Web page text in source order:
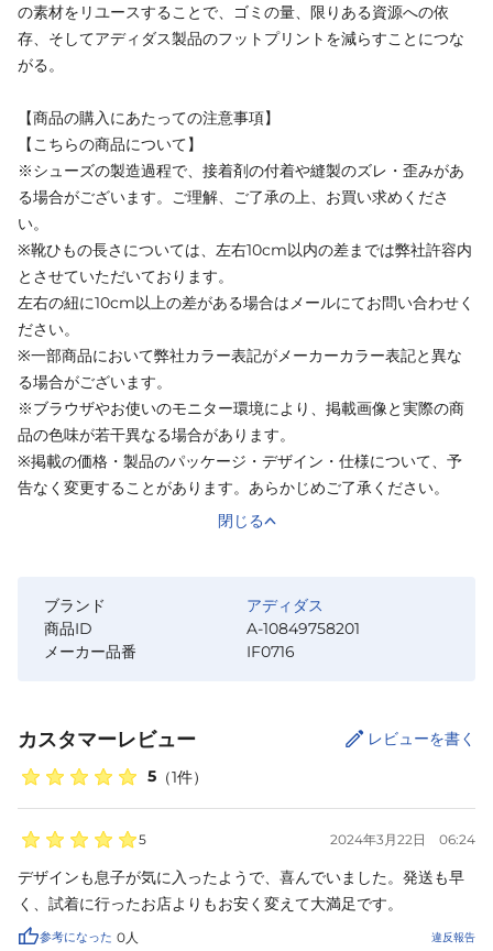
の素材をリユースすることで、ゴミの量、限りある資源への依
存、そしてアディダス製品のフットプリントを減らすことにつな
がる。
【商品の購入にあたっての注意事項】
【こちらの商品について】
※シューズの製造過程で、接着剤の付着や縫製のズレ・歪みがあ
る場合がございます。ご理解、ご了承の上、お買い求めくださ
い。
※靴ひもの長さについては、左右10cm以内の差までは弊社許容内
とさせていただいております。
左右の紐に10cm以上の差がある場合はメールにてお問い合わせく
ださい。
※一部商品において弊社カラー表記がメーカーカラー表記と異な
る場合がございます。
※ブラウザやお使いのモニター環境により、掲載画像と実際の商
品の色味が若干異なる場合があります。
※掲載の価格・製品のパッケージ・デザイン・仕様について、予
告なく変更することがあります。あらかじめご了承ください。
閉じる
ブランド
アディダス
商品ID
A-10849758201
メーカー品番
IF0716
カスタマーレビュー
5 （1件）
レビューを書く
5 2024年3月22日 06:24
デザインも息子が気に入ったようで、喜んでいました。発送も早
く、試着に行ったお店よりもお安く変えて大満足です。
参考になった 0 人 違反報告